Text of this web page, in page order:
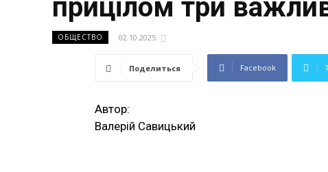
прицілом три
ОБЩЕСТВО 02.10.2025
Поделиться Facebook
Автор:
Валерій Савицький